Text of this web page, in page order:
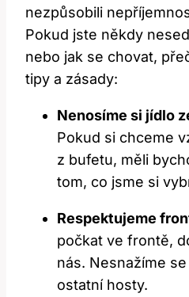
nezpůsobili
Pokud jste někdy
nebo jak se chovat,
tipy a zásady:
Nenosíme si jídlo
Pokud si chceme
z bufetu, měli
tom, co jsme si
Respektujeme
počkat ve frontě,
nás. Nesnažíme
ostatní hosty.